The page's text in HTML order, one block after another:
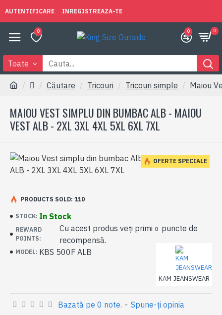
AUTENTIFICARE INREGISTREAZA-TE
0 0 0
Toate
Căutare Tricouri Tricouri simple Maiou
MAIOU VEST SIMPLU DIN BUMBAC ALB - MAIOU
VEST ALB - 2XL 3XL 4XL 5XL 6XL 7XL
OFERTE SPECIALE
STOCK: In Stock
REWARD
POINTS:
Cu acest produs veți primi 0 puncte de
recompensă.
MODEL: KBS 500F ALB
KAM JEANSWEAR
PRODUCTS SOLD: 110
Bazată pe 0 note. - Spune-ţi opinia